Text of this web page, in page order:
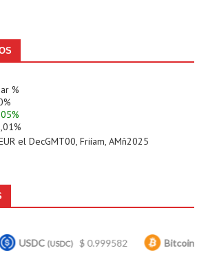
%
%
%
%
el DecGMT00, Friíam, AMñ2025
(USDC) $ 0.999582 Bitcoin (BTC) $